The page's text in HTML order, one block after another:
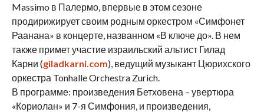
Massimo в Палермо, впервые в этом сезоне
продирижирует своим родным оркестром «Симфонет
Раанана» в концерте, названном «В ключе до». В нем
также примет участие израильский альтист Гилад
Карни (giladkarni.com), ведущий музыкант Цюрихского
оркестра Tonhalle Orchestra Zurich.
В программе: произведения Бетховена – увертюра
«Кориолан» и 7-я Симфония, и произведения,